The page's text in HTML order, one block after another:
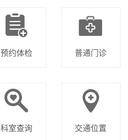
预约体检 普通门诊
科室查询 交通位置